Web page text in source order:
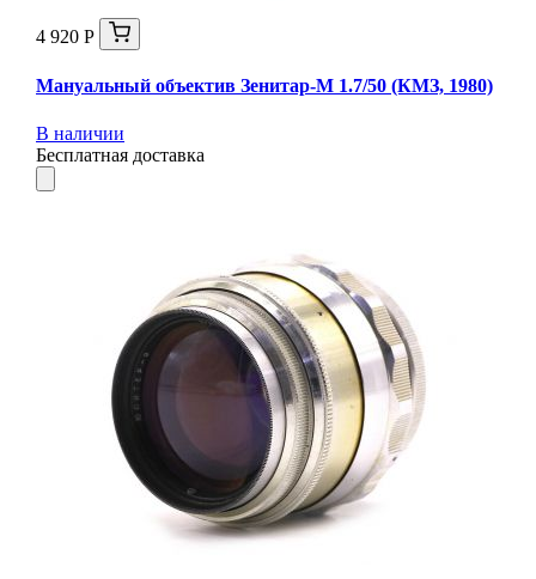
4 920 Р
Мануальный объектив Зенитар-М 1.7/50 (КМЗ, 1980)
В наличии
Бесплатная доставка